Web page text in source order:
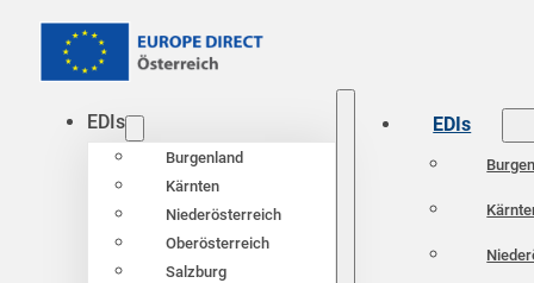
EDIs
Burgenland
Kärnten
Niederösterreich
Oberösterreich
Salzburg
EDIs